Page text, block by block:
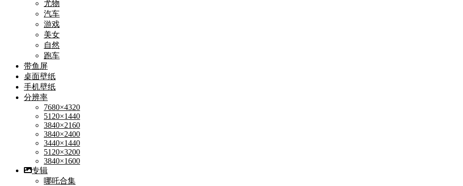
尤物
汽车
游戏
美女
自然
跑车
带鱼屏
桌面壁纸
手机壁纸
分辨率
7680×4320
5120×1440
3840×2160
3840×2400
3440×1440
5120×3200
3840×1600
专辑
哪吒合集